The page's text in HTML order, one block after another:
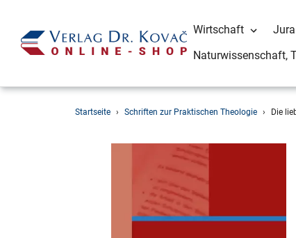
Wirtschaft Jura
Naturwissenschaft,
Startseite › Schriften zur Praktischen Theologie › Die